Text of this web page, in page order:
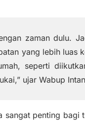
zaman dulu.
yang lebih luas
seperti
ujar Wabup
sangat penting bagi